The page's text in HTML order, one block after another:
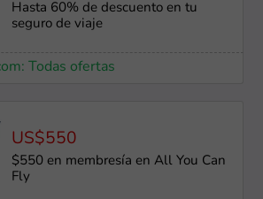
Hasta 60% de descuento en tu
seguro de viaje
Todas ofertas
US$550
$550 en membresía en All You Can
Fly